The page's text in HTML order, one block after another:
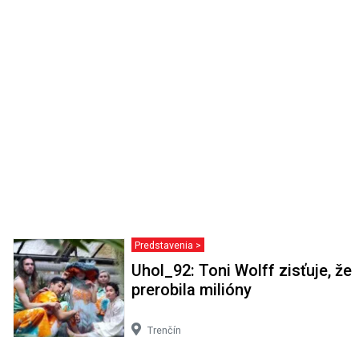
Predstavenia >
Uhol_92: Toni Wolff zisťuje, že
prerobila milióny
Trenčín